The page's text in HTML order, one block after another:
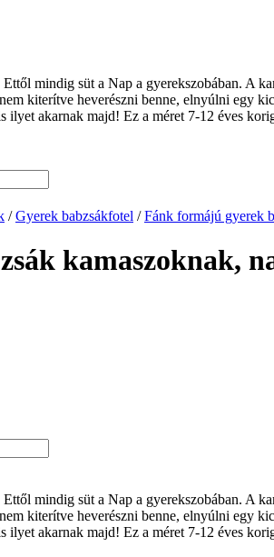
mindig süt a Nap a gyerekszobában. A
kiterítve heverészni benne, elnyúlni egy
ilyet akarnak majd! Ez a méret 7-12 éves
/Gyerek babzsákfotel /Fánk formájú gyerek
kamaszoknak,
mindig süt a Nap a gyerekszobában. A
kiterítve heverészni benne, elnyúlni egy
ilyet akarnak majd! Ez a méret 7-12 éves